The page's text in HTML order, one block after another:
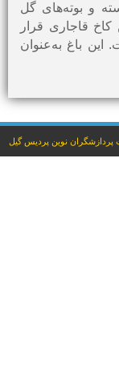
و بوته‌های گل
قاجاری قرار
این باغ به‌عنوان
نوین پردیس گیل